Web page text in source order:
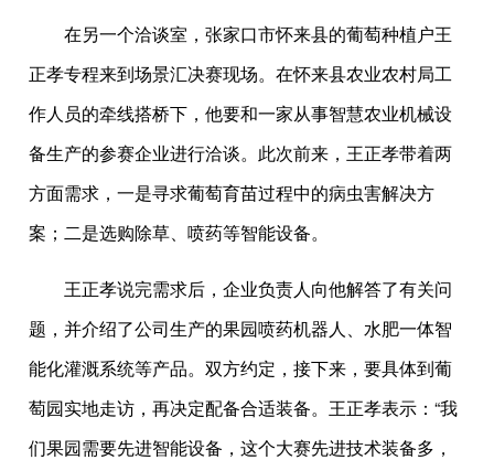
在另一个洽谈室，张家口市怀来县的葡萄种植户王
正孝专程来到场景汇决赛现场。在怀来县农业农村局工
作人员的牵线搭桥下，他要和一家从事智慧农业机械设
备生产的参赛企业进行洽谈。此次前来，王正孝带着两
方面需求，一是寻求葡萄育苗过程中的病虫害解决方
案；二是选购除草、喷药等智能设备。
王正孝说完需求后，企业负责人向他解答了有关问
题，并介绍了公司生产的果园喷药机器人、水肥一体智
能化灌溉系统等产品。双方约定，接下来，要具体到葡
萄园实地走访，再决定配备合适装备。王正孝表示：“我
们果园需要先进智能设备，这个大赛先进技术装备多，